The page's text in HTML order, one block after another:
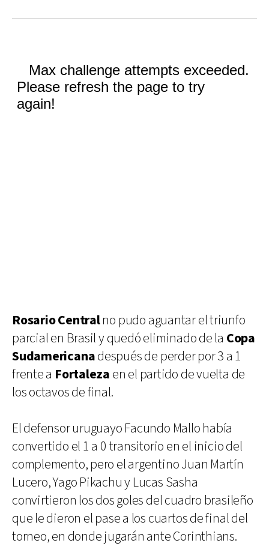
Rosario Centralno pudo aguantar el triunfo
parcial en Brasil y quedó eliminado de la Copa
Sudamericanadespués de perder por 3 a 1
frente a Fortaleza en el partido de vuelta de
los octavos de final.
El defensor uruguayo Facundo Mallo había
convertido el 1 a 0 transitorio en el inicio del
complemento, pero el argentino Juan Martín
Lucero, Yago Pikachu y Lucas Sasha
convirtieron los dos goles del cuadro brasileño
que le dieron el pase a los cuartos de final del
torneo, en donde jugarán ante Corinthians.